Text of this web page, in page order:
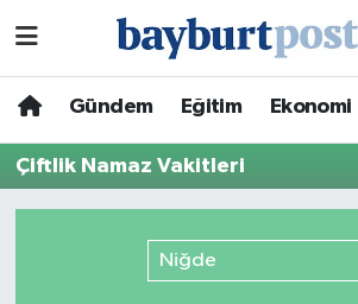
Gündem Eğitim Ekonomi
Çiftlik Namaz Vakitleri
Niğde
Hava Durumu
Namaz Vakitleri
Trafik Durumu